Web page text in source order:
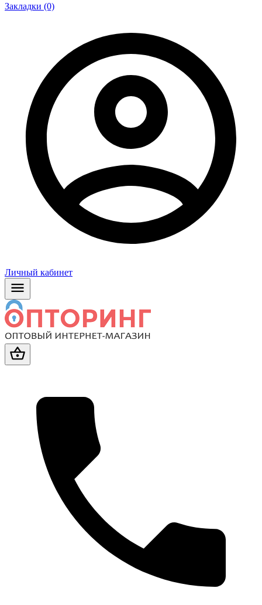
Закладки (0)
Личный кабинет